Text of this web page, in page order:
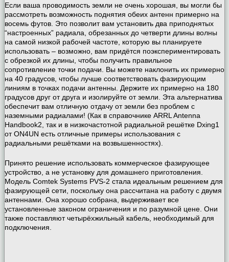
Если ваша проводимость земли не очень хорошая, вы могли бы
рассмотреть возможность поднятия обеих антенн примерно на
восемь футов. Это позволит вам установить два приподнятых
“настроенных” радиала, обрезанных до четверти длины волны
на самой низкой рабочей частоте, которую вы планируете
использовать – возможно, вам придётся поэкспериментировать
с обрезкой их длины, чтобы получить правильное
сопротивление точки подачи. Вы можете наклонить их примерно
на 40 градусов, чтобы лучше соответствовать фазирующим
линиям в точках подачи антенны. Держите их примерно на 180
градусов друг от друга и изолируйте от земли. Эта альтернатива
обеспечит вам отличную отдачу от земли без проблем с
наземными радиалами! (Как в справочнике ARRL Antenna
Handbook2, так и в низкочастотной радиальной решётке Dxing1
от ON4UN есть отличные примеры использования с
радиальными решётками на возвышенностях).
Принято решение использовать коммерческое фазирующее
устройство, а не установку для домашнего приготовления.
Модель Comtek Systems PVS-2 стала идеальным решением для
фазирующей сети, поскольку она рассчитана на работу с двумя
антеннами. Она хорошо собрана, выдерживает все
установленные законом ограничения и по разумной цене. Они
также поставляют четырёхжильный кабель, необходимый для
подключения.